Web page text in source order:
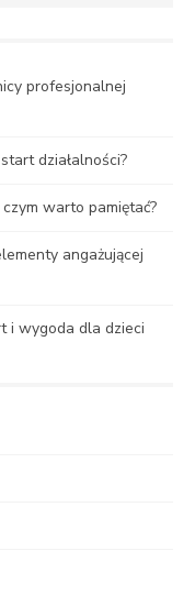
profesjonalnej
działalności?
warto pamiętać?
angażującej
i wygoda dla dzieci